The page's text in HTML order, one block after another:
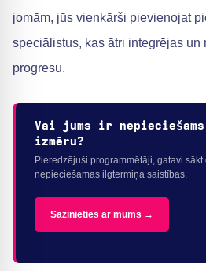
jomām, jūs vienkārši pievienojat
speciālistus, kas ātri integrējas un
progresu.
Vai jums ir
izmēru?
Pieredzējuši programmētāji, gatavi
nepieciešamas ilgtermiņa saistības.
Sazinieties ar mums →